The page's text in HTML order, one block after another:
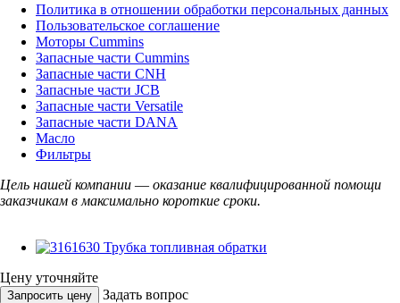
Политика в отношении обработки персональных данных
Пользовательское соглашение
Моторы Cummins
Запасные части Cummins
Запасные части CNH
Запасные части JCB
Запасные части Versatile
Запасные части DANA
Масло
Фильтры
Цель нашей компании — оказание квалифицированной помощи
заказчикам в максимально короткие сроки.
Цену уточняйте
Запросить цену
Задать вопрос